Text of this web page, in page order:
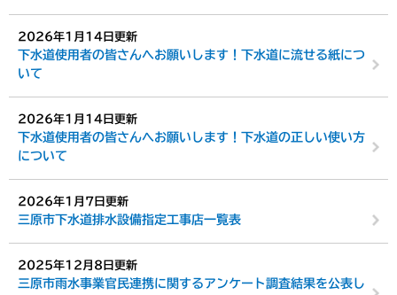
2026年1月14日更新
下水道使用者の皆さんへお願いします！下水道に流せる紙につ
いて
2026年1月14日更新
下水道使用者の皆さんへお願いします！下水道の正しい使い方
について
2026年1月7日更新
三原市下水道排水設備指定工事店一覧表
2025年12月8日更新
三原市雨水事業官民連携に関するアンケート調査結果を公表し